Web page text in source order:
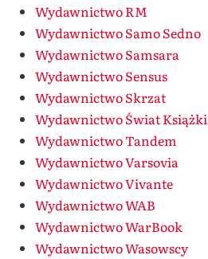
Wydawnictwo RM
Wydawnictwo Samo Sedno
Wydawnictwo Samsara
Wydawnictwo Sensus
Wydawnictwo Skrzat
Wydawnictwo Świat Książki
Wydawnictwo Tandem
Wydawnictwo Varsovia
Wydawnictwo Vivante
Wydawnictwo WAB
Wydawnictwo WarBook
Wydawnictwo Wasowscy